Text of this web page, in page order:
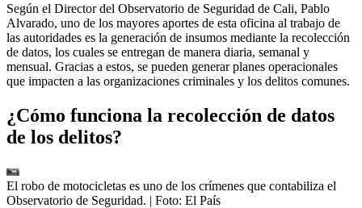
Según el Director del Observatorio de Seguridad de Cali, Pablo
Alvarado, uno de los mayores aportes de esta oficina al trabajo de
las autoridades es la generación de insumos mediante la recolección
de datos, los cuales se entregan de manera diaria, semanal y
mensual. Gracias a estos, se pueden generar planes operacionales
que impacten a las organizaciones criminales y los delitos comunes.
¿Cómo funciona la recolección de datos
de los delitos?
El robo de motocicletas es uno de los crímenes que contabiliza el
Observatorio de Seguridad. | Foto: El País